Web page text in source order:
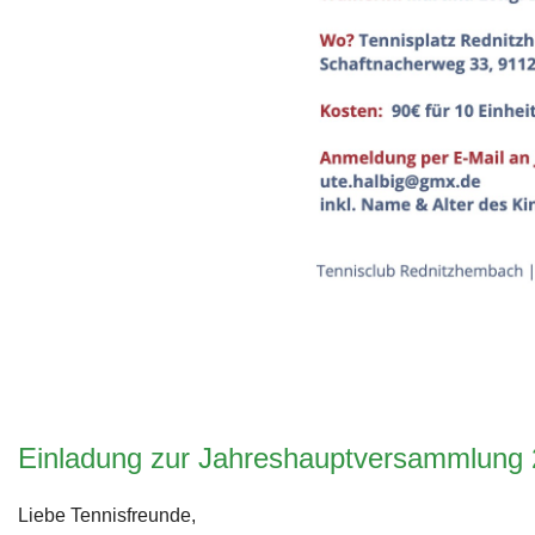
Einladung zur Jahreshauptversammlung
Liebe Tennisfreunde,